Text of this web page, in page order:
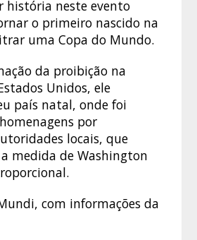
história neste evento
o primeiro nascido na
uma Copa do Mundo.
da proibição na
Unidos, ele
país natal, onde foi
por
locais, que
medida de Washington
com informações da